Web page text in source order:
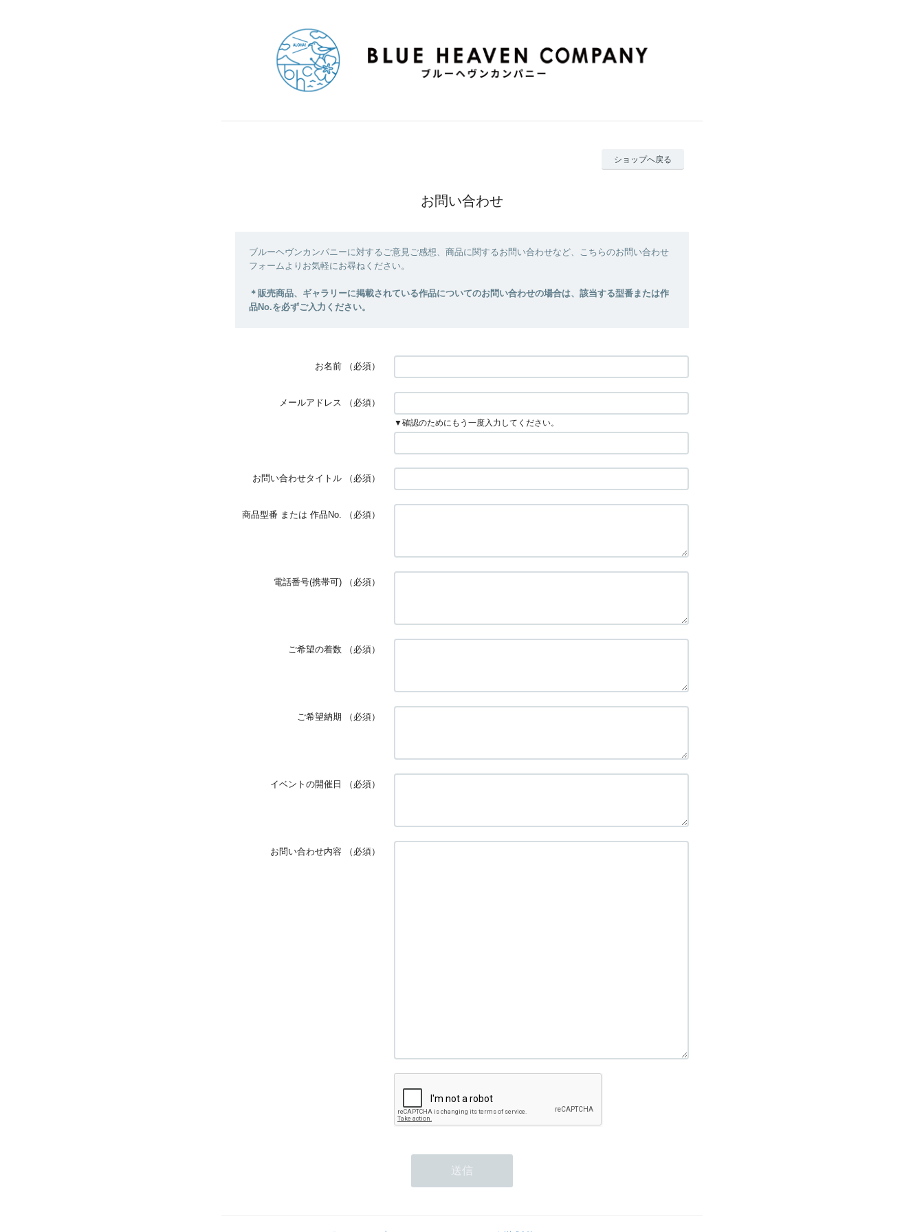
ショップへ戻る
お問い合わせ
ブルーヘヴンカンパニーに対するご意見ご感想、商品に関するお問い合わせなど、こちらのお問い合わせ
フォームよりお気軽にお尋ねください。
＊販売商品、ギャラリーに掲載されている作品についてのお問い合わせの場合は、該当する型番または作
品No.を必ずご入力ください。
お名前 （必須）
メールアドレス （必須）
▼確認のためにもう一度入力してください。
お問い合わせタイトル （必須）
商品型番 または 作品No. （必須）
電話番号(携帯可) （必須）
ご希望の着数 （必須）
ご希望納期 （必須）
イベントの開催日 （必須）
お問い合わせ内容 （必須）